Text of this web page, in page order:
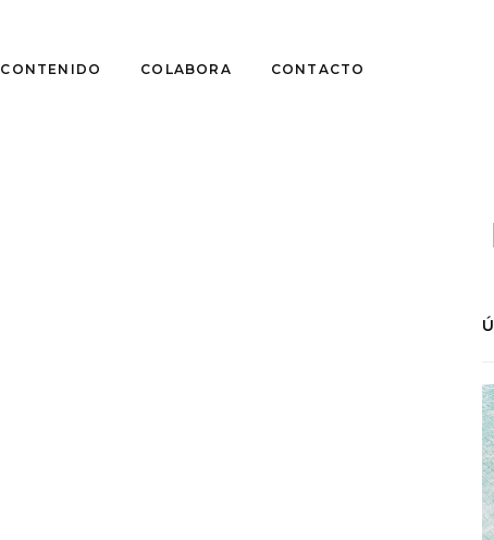
CONTENIDO COLABORA CONTACTO